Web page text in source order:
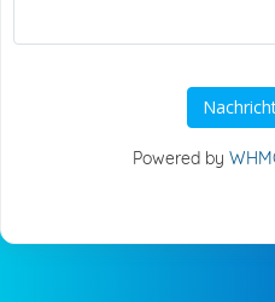
Powered by